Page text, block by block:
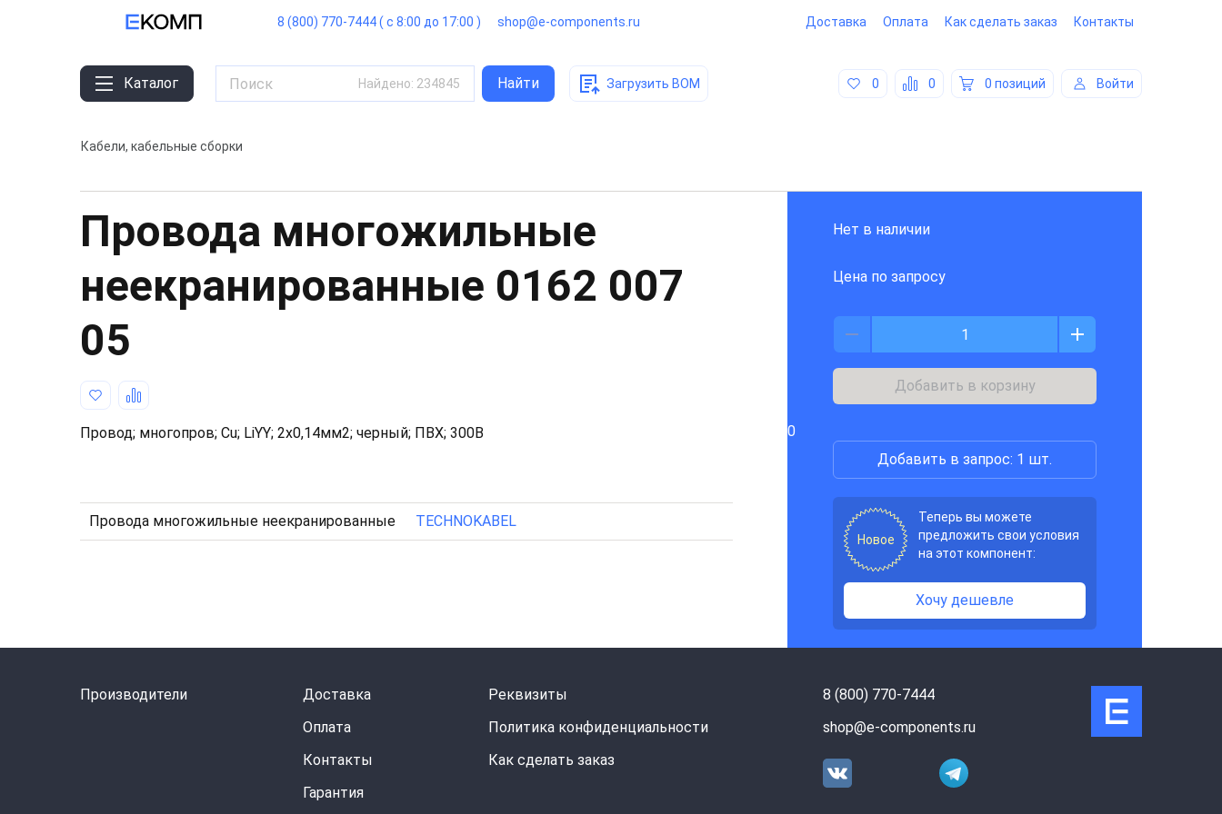
8 (800) 770-7444 ( с 8:00 до 17:00 ) shop@e-components.ru Доставка Оплата Как сделать заказ Контакты
Каталог Найдено: 234845 Найти Загрузить BOM 0 0 0 позиций Войти
Кабели, кабельные сборки
Провода многожильные
неекранированные 0162 007
05
Провод; многопров; Cu; LiYY; 2x0,14мм2; черный; ПВХ; 300В
Провода многожильные неекранированные TECHNOKABEL
Нет в наличии
Цена по запросу
Добавить в корзину
0
Добавить в запрос: 1 шт.
Новое
Теперь вы можете
предложить свои условия
на этот компонент:
Хочу дешевле
Производители
Доставка
Оплата
Контакты
Гарантия
Реквизиты
Политика конфиденциальности
Как сделать заказ
8 (800) 770-7444
shop@e-components.ru